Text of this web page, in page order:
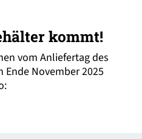
kommt!
vom Anliefertag des
November 2025